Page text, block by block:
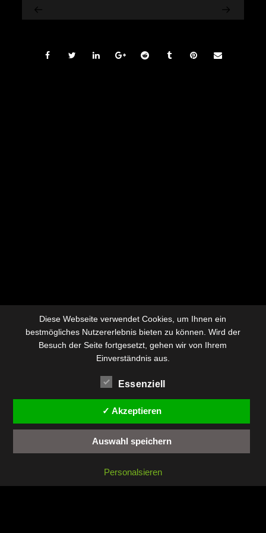
Diese Webseite verwendet Cookies, um Ihnen ein
bestmögliches Nutzererlebnis bieten zu können. Wird der
Besuch der Seite fortgesetzt, gehen wir von Ihrem
Einverständnis aus.
Essenziell
✓ Akzeptieren
Auswahl speichern
Personalsieren